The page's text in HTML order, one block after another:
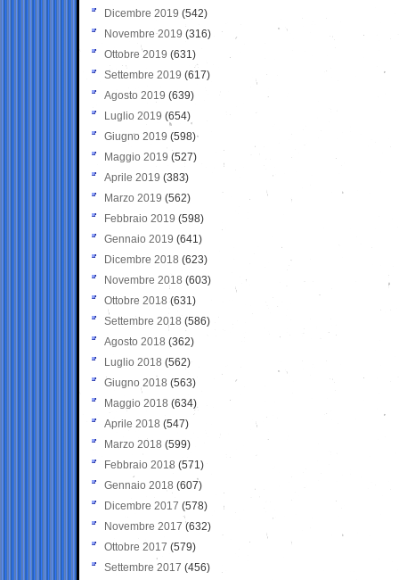
Dicembre 2019 (542)
Novembre 2019 (316)
Ottobre 2019 (631)
Settembre 2019 (617)
Agosto 2019 (639)
Luglio 2019 (654)
Giugno 2019 (598)
Maggio 2019 (527)
Aprile 2019 (383)
Marzo 2019 (562)
Febbraio 2019 (598)
Gennaio 2019 (641)
Dicembre 2018 (623)
Novembre 2018 (603)
Ottobre 2018 (631)
Settembre 2018 (586)
Agosto 2018 (362)
Luglio 2018 (562)
Giugno 2018 (563)
Maggio 2018 (634)
Aprile 2018 (547)
Marzo 2018 (599)
Febbraio 2018 (571)
Gennaio 2018 (607)
Dicembre 2017 (578)
Novembre 2017 (632)
Ottobre 2017 (579)
Settembre 2017 (456)